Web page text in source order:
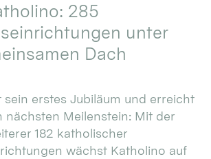
285
unter
Dach
erstes Jubiläum und erreicht
nächsten Meilenstein: Mit der
182 katholischer
wächst Katholino auf